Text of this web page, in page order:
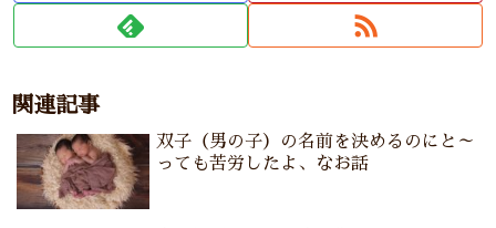
関連記事
双子（男の子）の名前を決めるのにと～
っても苦労したよ、なお話